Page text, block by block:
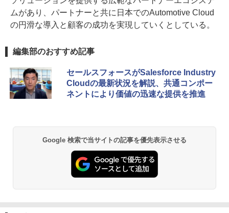
ムがあり、パートナーと共に日本でのAutomotive Cloud
の円滑な導入と顧客の成功を実現していくとしている。
編集部のおすすめ記事
セールスフォースがSalesforce Industry
Cloudの最新状況を解説、共通コンポー
ネントにより価値の迅速な提供を推進
Google 検索で当サイトの記事を優先表示させる